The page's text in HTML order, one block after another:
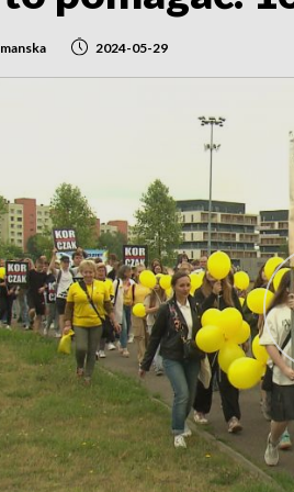
2024-05-29